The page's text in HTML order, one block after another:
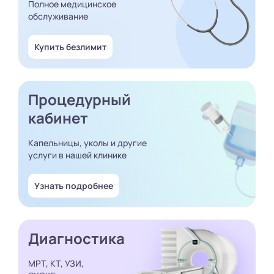
Полное медицинское
обслуживание
Купить безлимит
Процедурный
кабинет
Капельницы, уколы и другие
услуги в нашей клинике
Узнать подробнее
Диагностика
МРТ, КТ, УЗИ,